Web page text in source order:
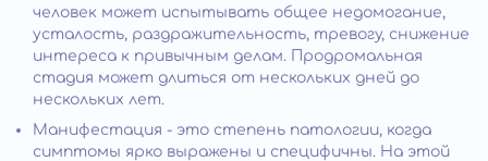
человек может испытывать общее недомогание,
усталость, раздражительность, тревогу, снижение
интереса к привычным делам. Продромальная
стадия может длиться от нескольких дней до
нескольких лет.
Манифестация - это степень патологии, когда
симптомы ярко выражены и специфичны. На этой